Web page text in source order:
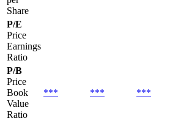
Share
P/E
Price
Earnings
Ratio
P/B
Price
Book
Value
Ratio
*** *** ***